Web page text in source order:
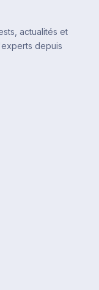
actualités et
depuis